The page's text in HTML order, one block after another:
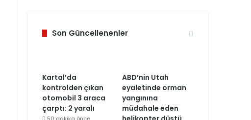
Son Güncellenenler
Kartal’da
kontrolden çıkan
otomobil 3 araca
çarptı: 2 yaralı
ABD’nin Utah
eyaletinde orman
yangınına
müdahale eden